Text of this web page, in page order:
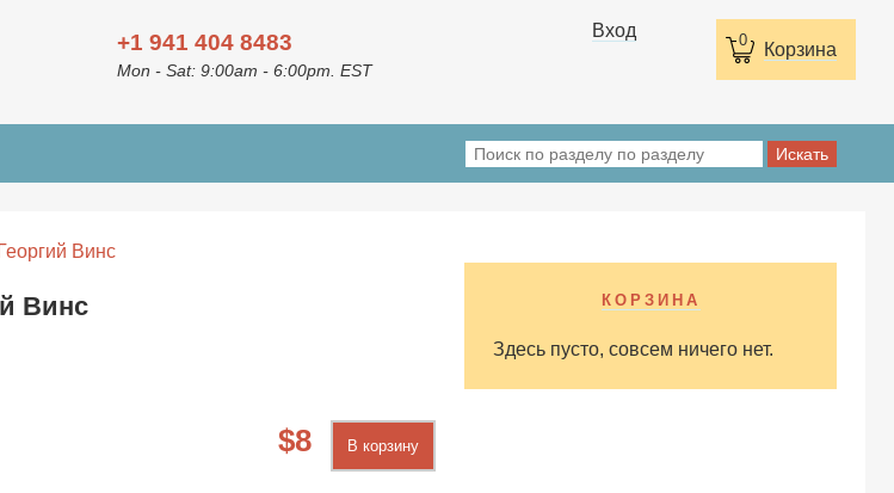
0 Корзина
+1 941 404 8483
Mon - Sat: 9:00am - 6:00pm. EST
Вход
Винс
Винс
8 В корзину
КОРЗИНА
Здесь пусто, совсем ничего нет.